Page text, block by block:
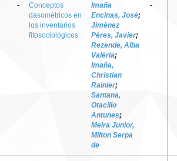
-
Conceptos
dasométricos en
los inventarios
fitosociológicos
Imaña
Encinas, José;
Jiménez
Péres, Javier;
Rezende, Alba
Valéria;
Imaña,
Christian
Rainier;
Santana,
Otacílio
Antunes;
Meira Junior,
Milton Serpa
de
-